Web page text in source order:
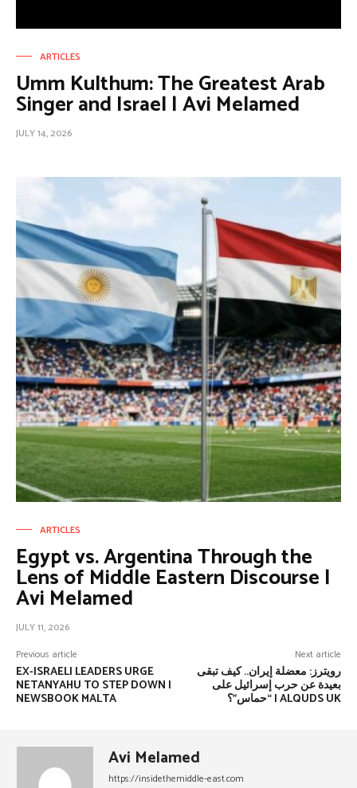
ARTICLES
Umm Kulthum: The Greatest Arab
Singer and Israel | Avi Melamed
JULY 14, 2026
ARTICLES
Egypt vs. Argentina Through the
Lens of Middle Eastern Discourse |
Avi Melamed
JULY 11, 2026
Previous article
EX-ISRAELI LEADERS URGE
NETANYAHU TO STEP DOWN |
NEWSBOOK MALTA
Next article
رويترز: معضلة إيران.. كيف تبقى
بعيدة عن حرب إسرائيل على
“حماس”؟ | ALQUDS UK
Avi Melamed
https://insidethemiddle-east.com